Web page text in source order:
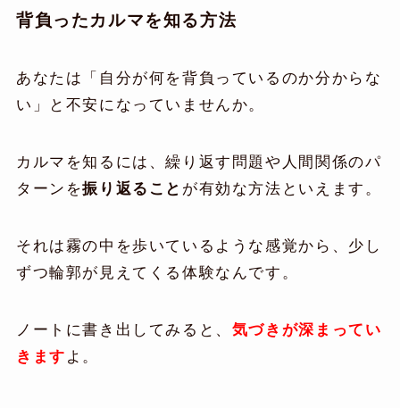
背負ったカルマを知る方法
あなたは「自分が何を背負っているのか分からな
い」と不安になっていませんか。
カルマを知るには、繰り返す問題や人間関係のパ
ターンを振り返ること が有効な方法といえます。
それは霧の中を歩いているような感覚から、少し
ずつ輪郭が見えてくる体験なんです。
ノートに書き出してみると、 気づきが深まってい
きます よ。